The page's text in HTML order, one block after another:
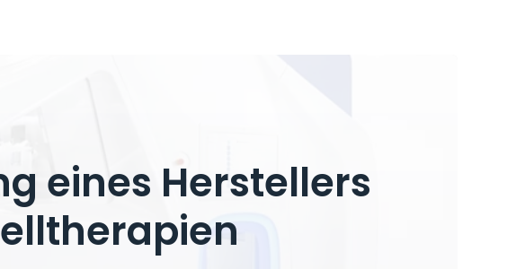
eines Herstellers